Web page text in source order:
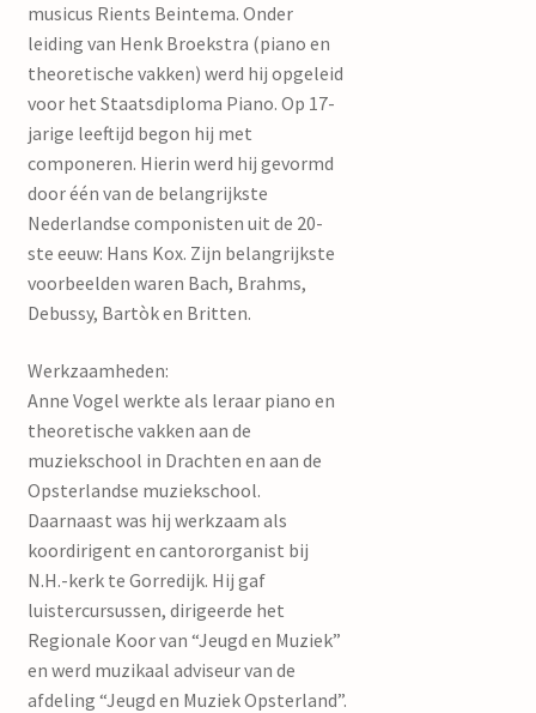
musicus Rients Beintema. Onder
leiding van Henk Broekstra (piano en
theoretische vakken) werd hij opgeleid
voor het Staatsdiploma Piano. Op 17-
jarige leeftijd begon hij met
componeren. Hierin werd hij gevormd
door één van de belangrijkste
Nederlandse componisten uit de 20-
ste eeuw: Hans Kox. Zijn belangrijkste
voorbeelden waren Bach, Brahms,
Debussy, Bartòk en Britten.
Werkzaamheden:
Anne Vogel werkte als leraar piano en
theoretische vakken aan de
muziekschool in Drachten en aan de
Opsterlandse muziekschool.
Daarnaast was hij werkzaam als
koordirigent en cantororganist bij
N.H.-kerk te Gorredijk. Hij gaf
luistercursussen, dirigeerde het
Regionale Koor van “Jeugd en Muziek”
en werd muzikaal adviseur van de
afdeling “Jeugd en Muziek Opsterland”.